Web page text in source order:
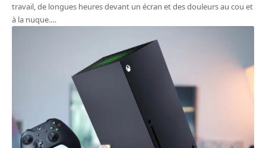
travail, de longues heures devant un écran et des douleurs au cou et
à la nuque.…